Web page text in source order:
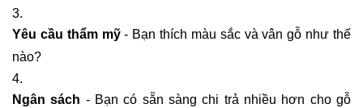
Yêu cầu thẩm mỹ- Bạn thích màu sắc và vân gỗ như thế
nào?
Ngân sách - Bạn có sẵn sàng chi trả nhiều hơn cho gỗ